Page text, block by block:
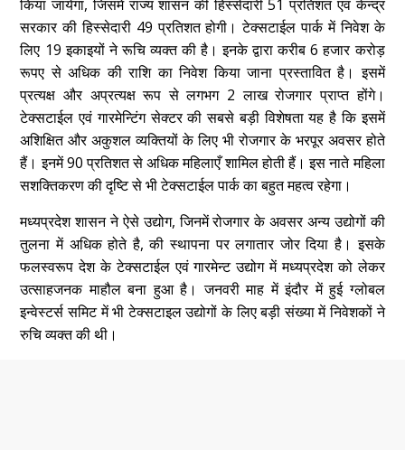
किया जायेगा, जिसमें राज्य शासन की हिस्सेदारी 51 प्रतिशत एवं केन्द्र
सरकार की हिस्सेदारी 49 प्रतिशत होगी। टेक्सटाईल पार्क में निवेश के
लिए 19 इकाइयों ने रूचि व्यक्त की है। इनके द्वारा करीब 6 हजार करोड़
रूपए से अधिक की राशि का निवेश किया जाना प्रस्तावित है। इसमें
प्रत्यक्ष और अप्रत्यक्ष रूप से लगभग 2 लाख रोजगार प्राप्त होंगे।
टेक्सटाईल एवं गारमेन्टिंग सेक्टर की सबसे बड़ी विशेषता यह है कि इसमें
अशिक्षित और अकुशल व्यक्तियों के लिए भी रोजगार के भरपूर अवसर होते
हैं। इनमें 90 प्रतिशत से अधिक महिलाएँ शामिल होती हैं। इस नाते महिला
सशक्तिकरण की दृष्टि से भी टेक्सटाईल पार्क का बहुत महत्व रहेगा।
मध्यप्रदेश शासन ने ऐसे उद्योग, जिनमें रोजगार के अवसर अन्य उद्योगों की
तुलना में अधिक होते है, की स्थापना पर लगातार जोर दिया है। इसके
फलस्वरूप देश के टेक्सटाईल एवं गारमेन्ट उद्योग में मध्यप्रदेश को लेकर
उत्साहजनक माहौल बना हुआ है। जनवरी माह में इंदौर में हुई ग्लोबल
इन्वेस्टर्स समिट में भी टेक्सटाइल उद्योगों के लिए बड़ी संख्या में निवेशकों ने
रुचि व्यक्त की थी।